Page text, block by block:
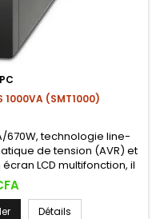
1000VA (SMT1000)
670W, technologie line-
de tension (AVR) et
LCD multifonction, il
postes de travail et
et fluctuations
Détails